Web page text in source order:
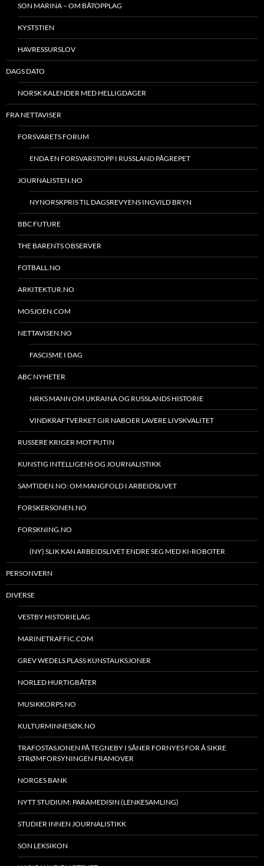
SON MARINA – OM BÅTOPPLAG
KYSTSTIEN
HAVRESSURSLOV
DAGS DATO
NORSK KALENDER MED HELLIGDAGER
FRA NETTAVISER
FORSVARETS FORUM
ENDA EN FORSVARSTOPP I RUSSLAND PÅGREPET
JOURNALISTEN.NO
NYNORSKPRIS TIL DAGSREVYENS INGVILD BRYN
BBC FUTURE
THE BARENTS OBSERVER
FOTBALL.NO
ARKITEKTUR.NO
MOSJOEN.COM
NETTAVISEN.NO
FASCISME I DAG
ABC NYHETER
NRKS MANN OM UKRAINA OG RUSSLANDS HISTORIE
VINDKRAFTVERKET GIR NABOER LAVERE LIVSKVALITET
RUSSERE KRIGER MOT PUTIN
KUNSTIG INTELLIGENS OG JOURNALISTIKK
SAMTIDEN.NO: OM MANGFOLD I ARBEIDSLIVET
FORSKERSONEN.NO
FORSKNING.NO
(NY) SLIK KAN ARBEIDSLIVET ENDRE SEG MED KI-ROBOTER
PERSONVERN
DIVERSE
VESTBY HISTORIELAG
MARINETRAFFIC.COM
GREV WEDELS PLASS KUNSTAUKSJONER
NORLED HURTIGBÅTER
MUSIKKORPS.NO
KULTURMINNESØK.NO
TRAFOSTASJONEN PÅ TEGNEBY I SÅNER FORNYES FOR Å SIKRE
STRØMFORSYNINGEN FRAMOVER
NORGES BANK
NYTT STUDIUM: PARAMEDISIN (LENKESAMLING)
STUDIER INNEN JOURNALISTIKK
SON LEKSIKON